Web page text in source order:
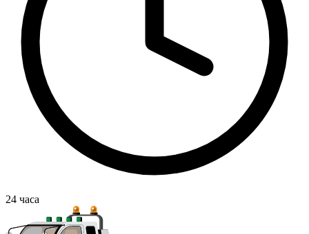
24 часа